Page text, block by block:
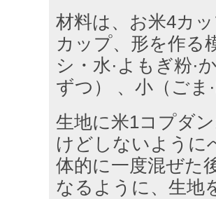
材料は、お米4カ
カップ、形を作る
シ・水·よもぎ粉·
ずつ） 、小（ごま
生地に米1コプダ
けどしないように
体的に一度混ぜた
なるように、生地